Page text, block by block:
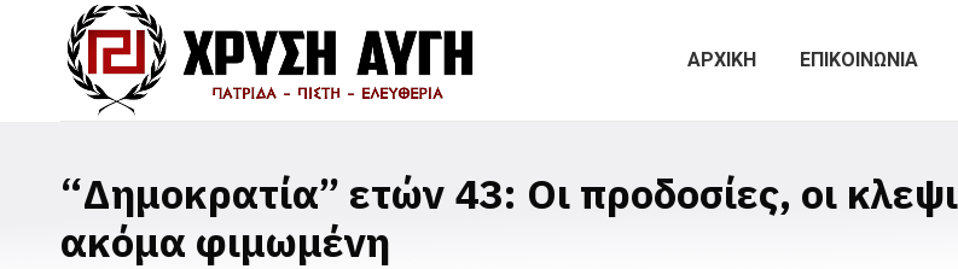
ΑΡΧΙΚΗ ΕΠΙΚΟΙΝΩΝΙΑ
“Δημοκρατία” ετών 43: Οι προδοσίες, οι
ακόμα φιμωμένη